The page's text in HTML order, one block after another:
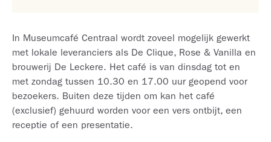
In Museumcafé Centraal wordt zoveel mogelijk gewerkt
met lokale leveranciers als De Clique, Rose & Vanilla en
brouwerij De Leckere. Het café is van dinsdag tot en
met zondag tussen 10.30 en 17.00 uur geopend voor
bezoekers. Buiten deze tijden om kan het café
(exclusief) gehuurd worden voor een vers ontbijt, een
receptie of een presentatie.